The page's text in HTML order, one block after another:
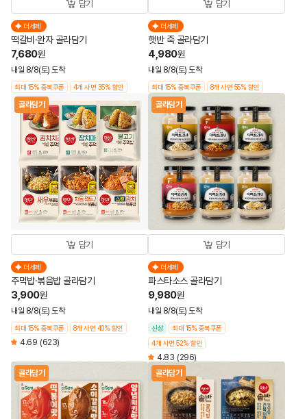
담기
더세페
떡갈비·완자 골라담기
7,680원
내일 8/8(토) 도착
최대 15% 중복쿠폰 4개 사면 35% 할인
담기
더세페
햇반 죽 골라담기
4,980원
내일 8/8(토) 도착
최대 15% 중복쿠폰 8개 사면 55% 할인
골라담기
담기
더세페
주먹밥·볶음밥 골라담기
3,900원
내일 8/8(토) 도착
최대 15% 중복쿠폰 8개 사면 40% 할인
4.69 (623)
골라담기
담기
더세페
파스타소스 골라담기
9,980원
내일 8/8(토) 도착
신상
최대 15% 중복쿠폰
4개 사면 52% 할인
4.83 (296)
골라담기
골라담기